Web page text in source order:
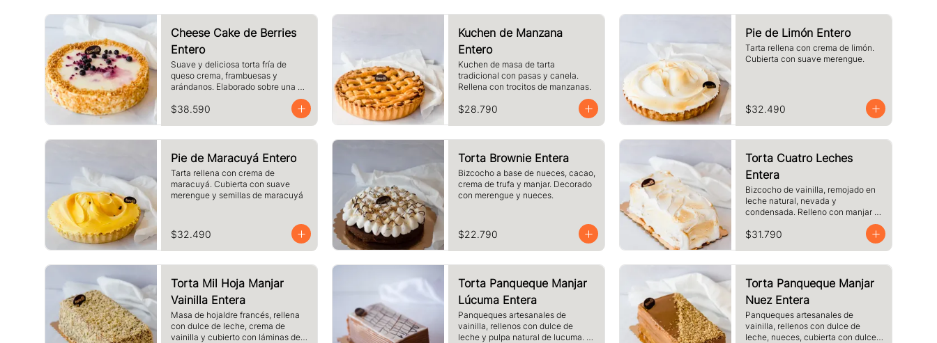
Cheese Cake de Berries
Entero
Suave y deliciosa torta fría de
queso crema, frambuesas y
arándanos. Elaborado sobre una
base de galletas y decorado con
crocante de maní.
$38.590
Kuchen de Manzana
Entero
Kuchen de masa de tarta
tradicional con pasas y canela.
Rellena con trocitos de manzanas.
$28.790
Pie de Limón Entero
Tarta rellena con crema de limón.
Cubierta con suave merengue.
$32.490
Pie de Maracuyá Entero
Tarta rellena con crema de
maracuyá. Cubierta con suave
merengue y semillas de maracuyá
$32.490
Torta Brownie Entera
Bizcocho a base de nueces, cacao,
crema de trufa y manjar. Decorado
con merengue y nueces.
$22.790
Torta Cuatro Leches
Entera
Bizcocho de vainilla, remojado en
leche natural, nevada y
condensada. Relleno con manjar y
$31.790
Torta Mil Hoja Manjar
Vainilla Entera
Masa de hojaldre francés, rellena
con dulce de leche, crema de
vainilla y cubierto con láminas de
Torta Panqueque Manjar
Lúcuma Entera
Panqueques artesanales de
vainilla, rellenos con dulce de
leche y pulpa natural de lucuma.
Torta Panqueque Manjar
Nuez Entera
Panqueques artesanales de
vainilla, rellenos con dulce de
leche, nueces, cubierta con dulce